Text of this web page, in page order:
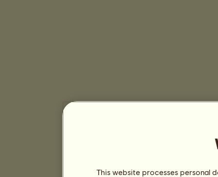
This website processes personal